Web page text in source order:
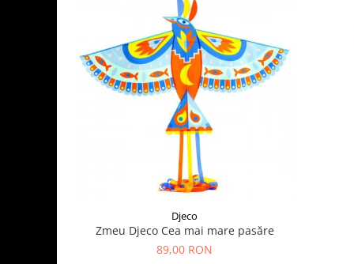
Djeco
Zmeu Djeco Cea mai mare pasăre
89,00 RON